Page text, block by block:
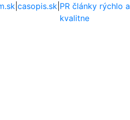
casopis.sk PR články rýchlo a
kvalitne